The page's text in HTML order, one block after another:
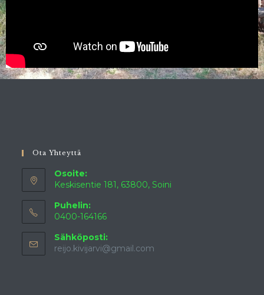
Ota Yhteyttä
Osoite:
Keskisentie 181, 63800, Soini
Puhelin:
0400-164166
Sähköposti:
reijo.kivijarvi@gmail.com